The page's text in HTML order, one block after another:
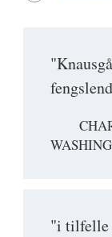
"i tilfelle